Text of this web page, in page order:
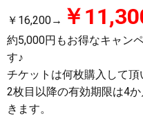
￥16,200→ ￥
約5,000円もお得なキャン
す♪
チケットは何枚購入して頂
2枚目以降の有効期限は4
きます。